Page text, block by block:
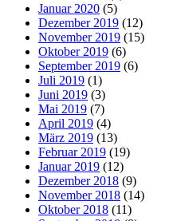
Januar 2020 (5)
Dezember 2019 (12)
November 2019 (15)
Oktober 2019 (6)
September 2019 (6)
Juli 2019 (1)
Juni 2019 (3)
Mai 2019 (7)
April 2019 (4)
März 2019 (13)
Februar 2019 (19)
Januar 2019 (12)
Dezember 2018 (9)
November 2018 (14)
Oktober 2018 (11)